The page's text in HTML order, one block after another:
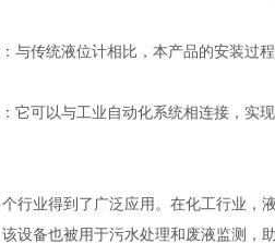
传统液位计相比，本产品的安装过程
可以与工业自动化系统相连接，实现
业得到了广泛应用。在化工行业，
设备也被用于污水处理和废液监测，助